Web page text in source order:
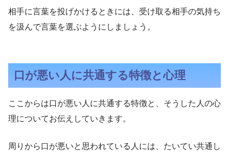
相手に言葉を投げかけるときには、受け取る相手の気持ち
を汲んで言葉を選ぶようにしましょう。
口が悪い人に共通する特徴と心理
ここからは口が悪い人に共通する特徴と、そうした人の心
理についてお伝えしていきます。
周りから口が悪いと思われている人には、たいてい共通し